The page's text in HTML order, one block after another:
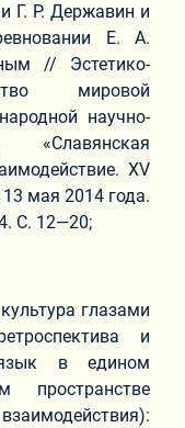
Г. Р. Державин и
Е. А.
// Эстетико-
мировой
научно-
«Славянская
XV
мая 2014 года.
С. 12—20;
глазами
и
в едином
пространстве